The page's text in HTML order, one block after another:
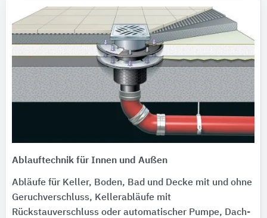
Ablauftechnik für Innen und Außen
Abläufe für Keller, Boden, Bad und Decke mit und ohne
Geruchverschluss, Kellerabläufe mit
Rückstauverschluss oder automatischer Pumpe, Dach-